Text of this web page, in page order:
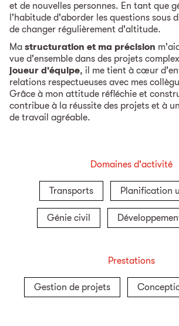
et de nouvelles personnes. En tant que
l'habitude d'aborder les questions sous
de changer régulièrement d'altitude.
Ma structuration et ma précision
vue d'ensemble dans des projets
joueur d'équipe, il me tient à cœur
relations respectueuses avec mes
Grâce à mon attitude réfléchie et
contribue à la réussite des projets et à
de travail agréable.
Domaines d'activité
Transports Planification
Génie civil
Prestations
Gestion de projets